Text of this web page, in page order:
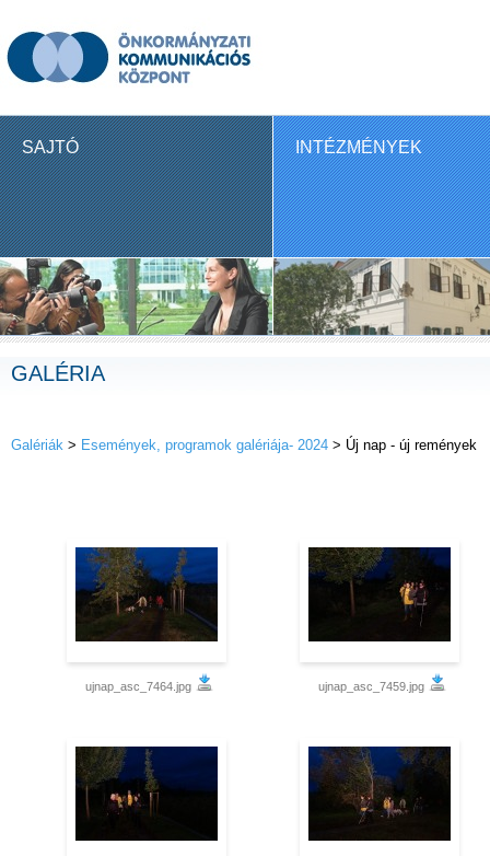
SAJTÓ INTÉZMÉNYEK
GALÉRIA
Galériák > Események, programok galériája- 2024 > Új nap - új remények
ujnap_asc_7464.jpg ujnap_asc_7459.jpg